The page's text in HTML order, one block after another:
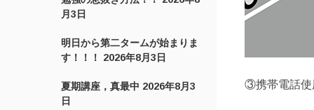
月3日
明日から第二タームが始まりま
す！！！
2026年8月3日
夏期講座，真最中 2026年8月3
日
③携帯電話使